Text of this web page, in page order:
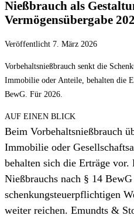
Nießbrauch als
Vermögensübergabe
Veröffentlicht 7. März 2026
Vorbehaltsnießbrauch senkt die
Immobilie oder Anteile, behalten die
BewG. Für 2026.
AUF EINEN BLICK
Beim Vorbehaltsnießbrauch
Immobilie oder
behalten sich die Erträge
Nießbrauchs nach § 14
schenkungsteuerpflichtigen
weiter reichen. Emundts &